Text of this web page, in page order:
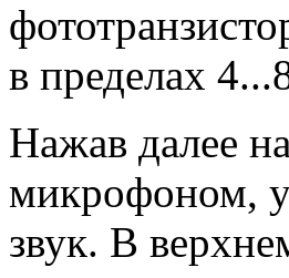
в пределах
Нажав далее
микрофоном,
звук. В